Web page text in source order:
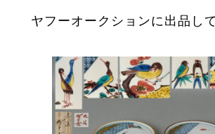
ヤフーオークションに出品し